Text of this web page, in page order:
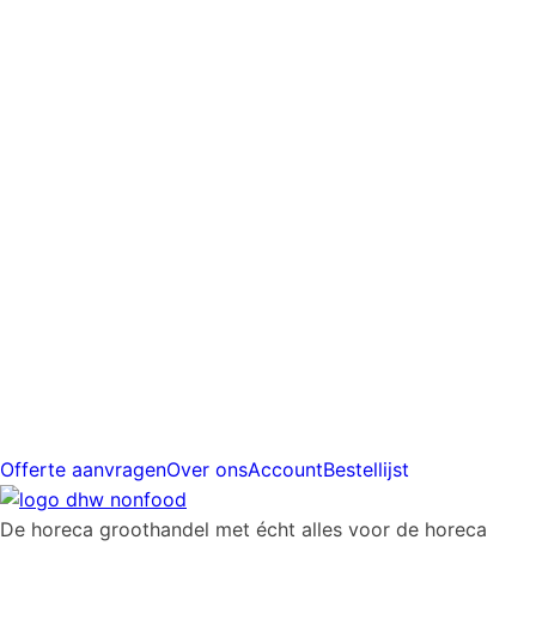
Offerte aanvragenOver onsAccountBestellijst
De horeca groothandel met écht alles voor de horeca